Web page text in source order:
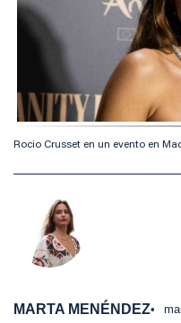
Rocio Crusset en un evento en
MARTA MENÉNDEZ